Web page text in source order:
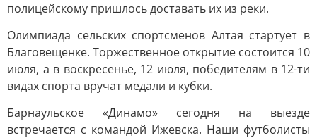
полицейскому пришлось доставать их из реки.
Олимпиада сельских спортсменов Алтая стартует в
Благовещенке. Торжественное открытие состоится 10
июля, а в воскресенье, 12 июля, победителям в 12-ти
видах спорта вручат медали и кубки.
Барнаульское «Динамо» сегодня на выезде
встречается с командой Ижевска. Наши футболисты